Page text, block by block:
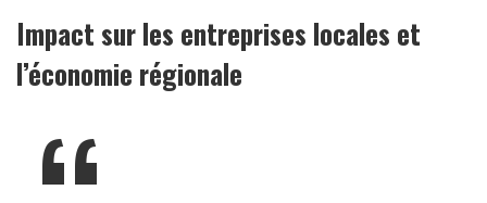
Impact sur les entreprises locales et
l’économie régionale